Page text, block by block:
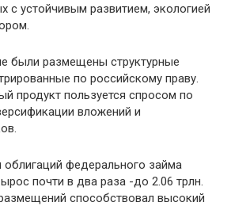
с устойчивым развитием, экологией
были размещены структурные
по российскому праву.
продукт пользуется спросом по
вложений и
федерального займа
почти в два раза -до 2.06 трлн.
способствовал высокий